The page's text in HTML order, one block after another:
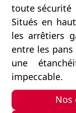
toute sécurité
Situés en
les arrêtiers
entre les
une
impeccable.
Nos